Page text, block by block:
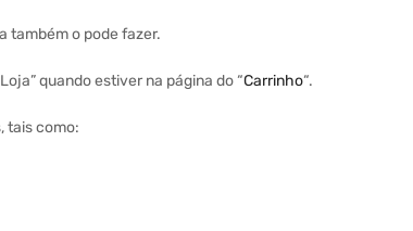
também o pode fazer.
quando estiver na página do “Carrinho“.
tais como: